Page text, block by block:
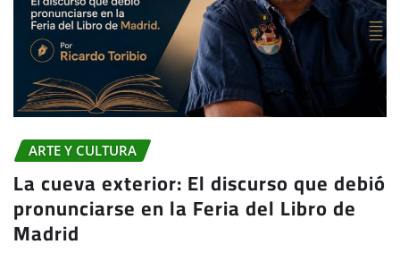
ARTE Y CULTURA
La cueva exterior: El discurso que debió
pronunciarse en la Feria del Libro de
Madrid